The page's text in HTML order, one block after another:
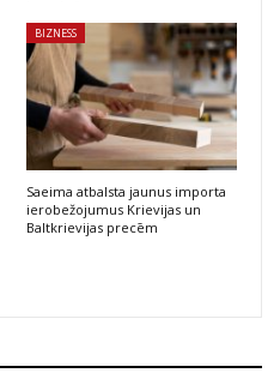
BIZNESS
Saeima atbalsta jaunus importa
ierobežojumus Krievijas un
Baltkrievijas precēm